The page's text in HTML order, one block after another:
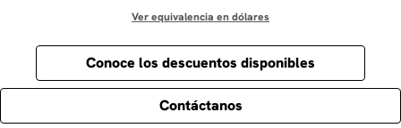
Ver equivalencia en dólares
Conoce los descuentos disponibles
Contáctanos